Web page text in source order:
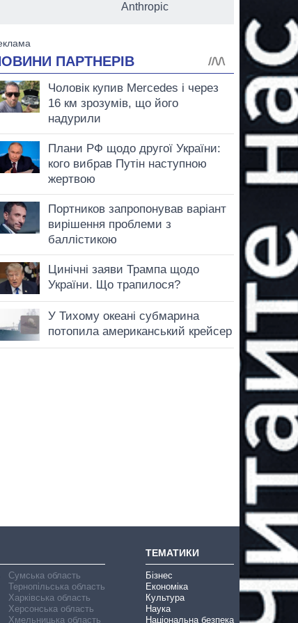
Anthropic
Сумська область
Тернопільська область
Харківська область
Херсонська область
Хмельницька область
ТЕМАТИКИ
Бізнес
Економіка
Культура
Наука
Національна безпека